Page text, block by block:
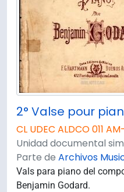
CL UDEC ALDCO 011
Unidad documental
Parte de Archivos
Vals para piano del
Benjamin Godard.